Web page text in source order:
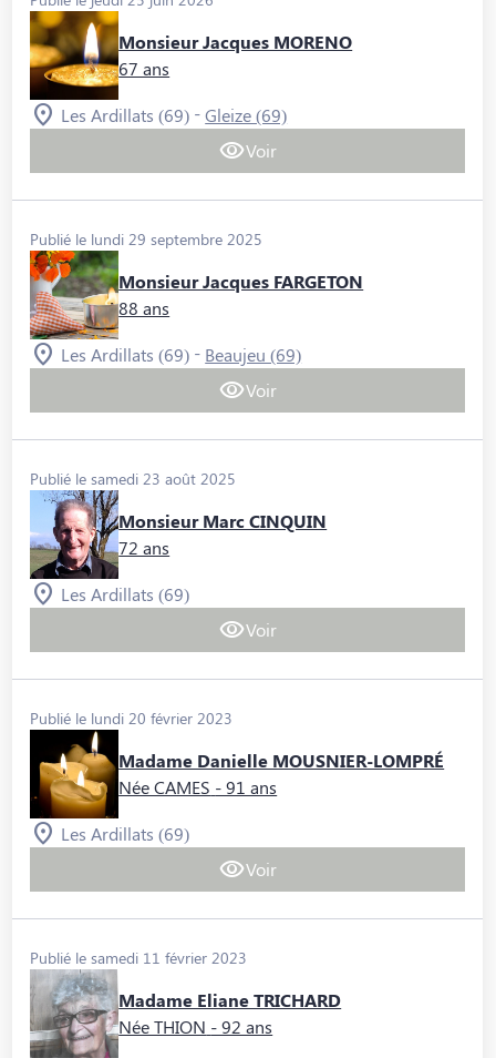
Monsieur Jacques MORENO
67 ans
Les Ardillats (69) -Gleize (69)
Voir
Publié le lundi 29 septembre 2025
Monsieur Jacques FARGETON
88 ans
Les Ardillats (69) - Beaujeu (69)
Voir
Publié le samedi 23 août 2025
Monsieur Marc CINQUIN
72 ans
Les Ardillats (69)
Voir
Publié le lundi 20 février 2023
Madame Danielle MOUSNIER-LOMPRÉ
Née CAMES - 91 ans
Les Ardillats (69)
Voir
Publié le samedi 11 février 2023
Madame Eliane TRICHARD
Née THION - 92 ans